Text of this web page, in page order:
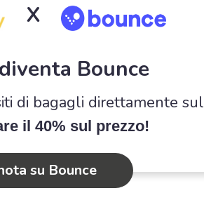
X
Bounce
di bagagli direttamente sul
il 40% sul prezzo!
su Bounce